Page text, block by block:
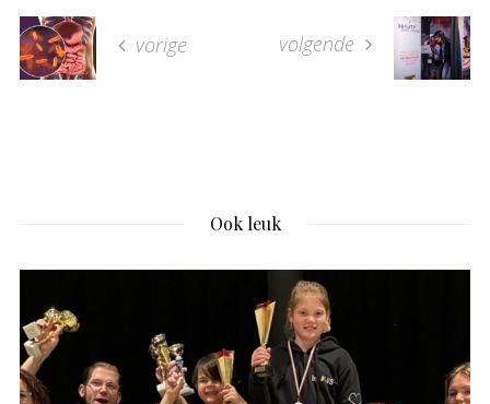
vorige volgende
Ook leuk